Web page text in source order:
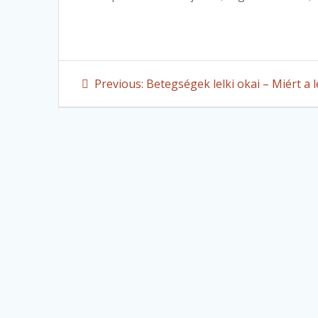
Post
navigation
Previous: Previous
Betegségek lelki okai – Miért a